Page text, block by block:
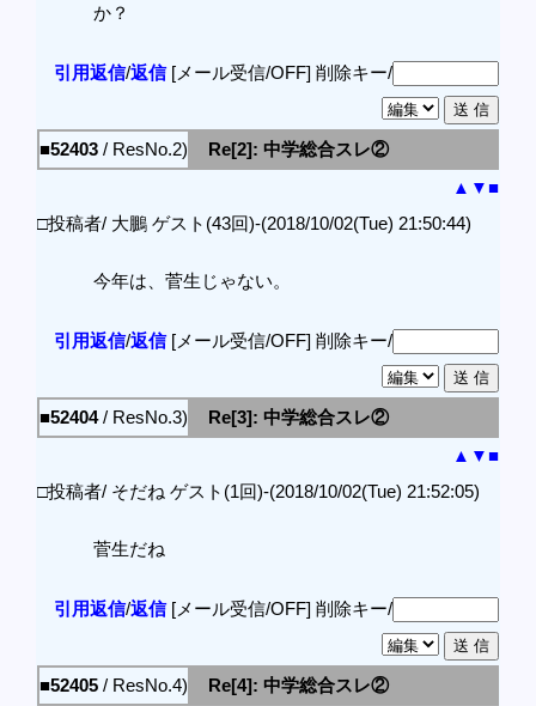
か？
引用返信/返信[メール受信/OFF] 削除キー/
■52403 / ResNo.2)
Re[2]: 中学総合スレ②
▲ ▼■
□投稿者/ 大鵬 ゲスト(43回)-(2018/10/02(Tue) 21:50:44)
今年は、菅生じゃない。
引用返信/返信[メール受信/OFF] 削除キー/
■52404/ ResNo.3)
Re[3]: 中学総合スレ②
▲ ▼■
□投稿者/ そだね ゲスト(1回)-(2018/10/02(Tue) 21:52:05)
菅生だね
引用返信/返信[メール受信/OFF] 削除キー/
■52405 / ResNo.4)
Re[4]: 中学総合スレ②